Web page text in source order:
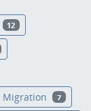
12
Migration 7